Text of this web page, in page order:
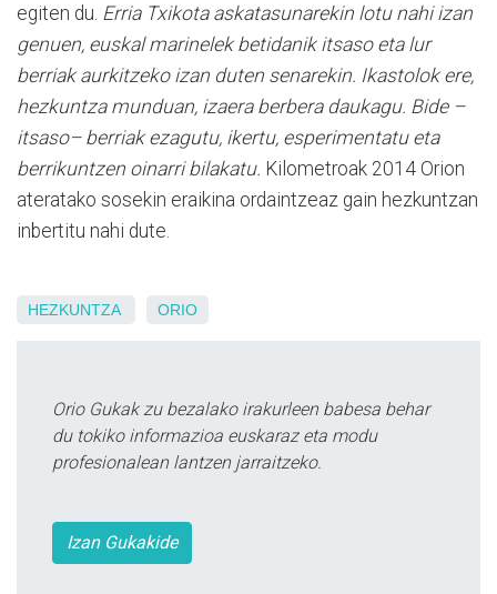
egiten du. Erria Txikota askatasunarekin lotu nahi izan
genuen, euskal marinelek betidanik itsaso eta lur
berriak aurkitzeko izan duten senarekin. Ikastolok ere,
hezkuntza munduan, izaera berbera daukagu. Bide –
itsaso– berriak ezagutu, ikertu, esperimentatu eta
berrikuntzen oinarri bilakatu. Kilometroak 2014 Orion
ateratako sosekin eraikina ordaintzeaz gain hezkuntzan
inbertitu nahi dute.
HEZKUNTZA ORIO
Orio Gukak zu bezalako irakurleen babesa behar
du tokiko informazioa euskaraz eta modu
profesionalean lantzen jarraitzeko.
Izan Gukakide